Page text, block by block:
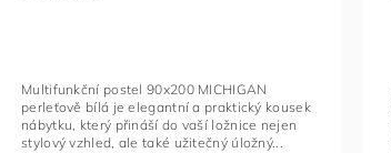
Multifunkční postel 90x200 MICHIGAN
perleťově bílá je elegantní a praktický kousek
nábytku, který přináší do vaší ložnice nejen
stylový vzhled, ale také užitečný úložný...